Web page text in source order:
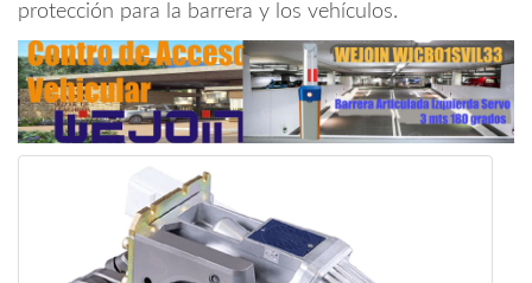
protección para la barrera y los vehículos.